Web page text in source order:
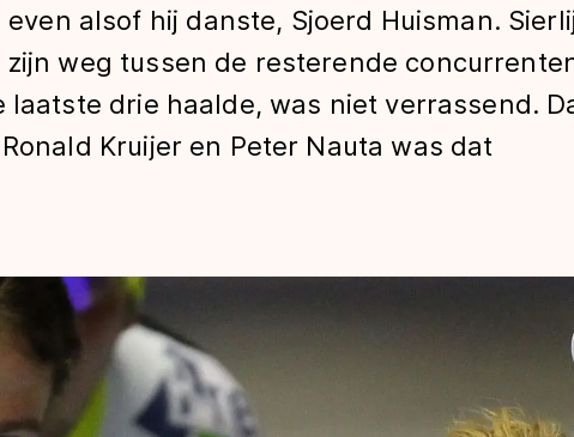
even alsof hij danste, Sjoerd Huisman.
weg tussen de resterende
laatste drie haalde, was niet verrassend.
Kruijer en Peter Nauta was dat